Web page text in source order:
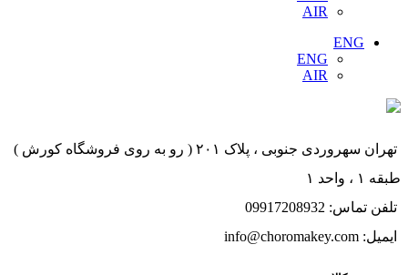
AIR
ENG
ENG
AIR
تهران سهروردی جنوبی ، پلاک ۲۰۱ ( رو به روی فروشگاه کورش )
طبقه ۱ ، واحد ۱
تلفن تماس: 09917208932
ایمیل: info@choromakey.com